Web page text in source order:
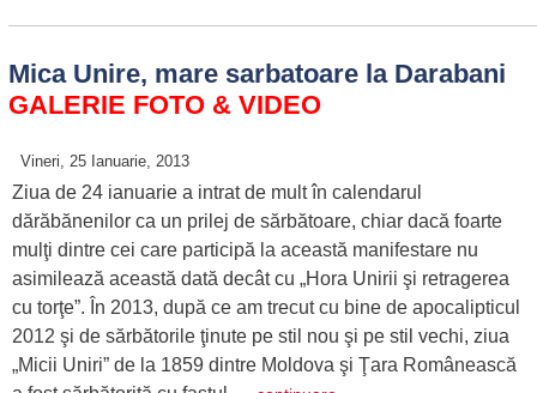
Mica Unire, mare sarbatoare la Darabani
GALERIE FOTO & VIDEO
Vineri, 25 Ianuarie, 2013
Ziua de 24 ianuarie a intrat de mult în calendarul
dărăbănenilor ca un prilej de sărbătoare, chiar dacă foarte
mulţi dintre cei care participă la această manifestare nu
asimilează această dată decât cu „Hora Unirii şi retragerea
cu torţe”. În 2013, după ce am trecut cu bine de apocalipticul
2012 şi de sărbătorile ţinute pe stil nou şi pe stil vechi, ziua
„Micii Uniri” de la 1859 dintre Moldova şi Ţara Românească